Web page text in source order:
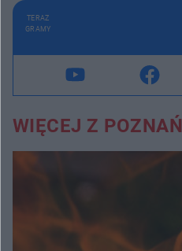
TERAZ
GRAMY
WIĘCEJ Z POZNAŃ